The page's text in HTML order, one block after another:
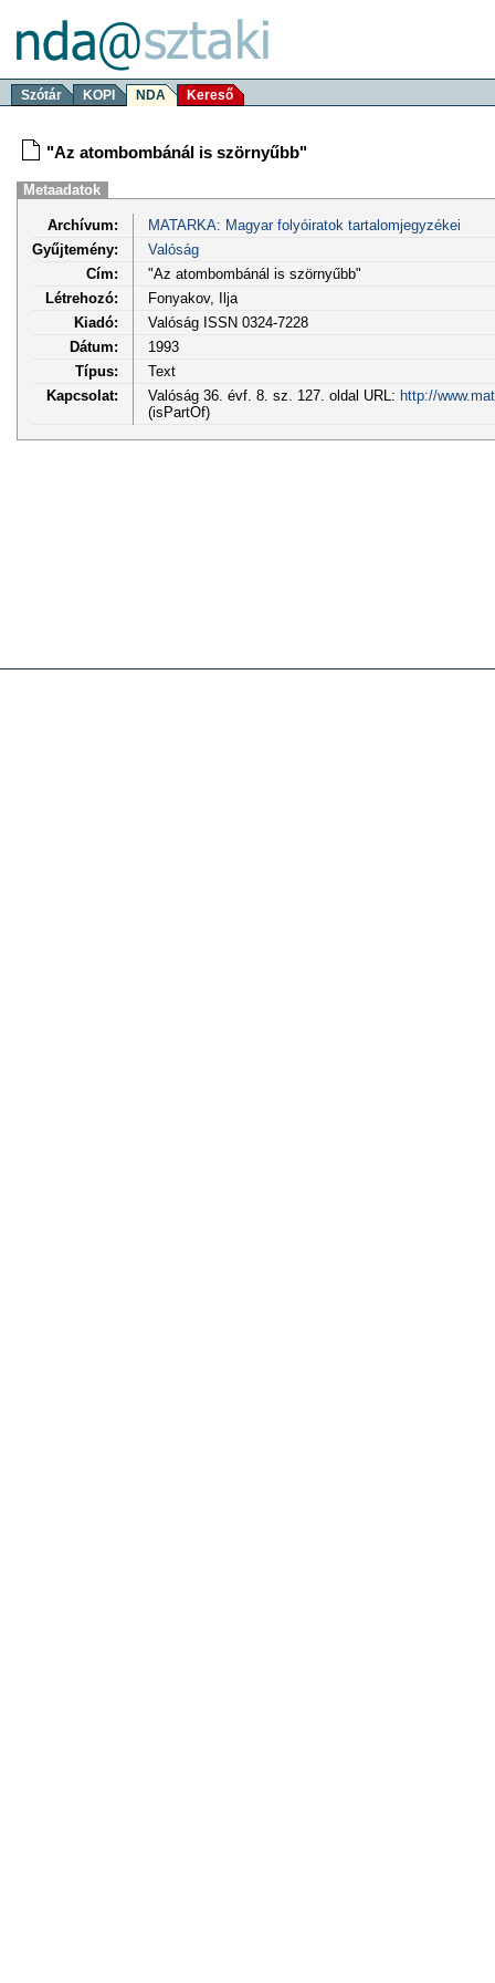
Szótár KOPI NDA Kereső
"Az atombombánál is szörnyűbb"
Metaadatok
Archívum:
MATARKA: Magyar folyóiratok tartalomjegyzékei
Gyűjtemény:
Valóság
Cím:
"Az atombombánál is szörnyűbb"
Létrehozó:
Fonyakov, Ilja
Kiadó:
Valóság ISSN 0324-7228
Dátum:
1993
Típus:
Text
Kapcsolat:
Valóság 36. évf. 8. sz. 127. oldal URL: http://
(isPartOf)